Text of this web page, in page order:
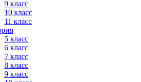
9 класс
10 класс
11 класс
5 класс
6 класс
7 класс
8 класс
9 класс